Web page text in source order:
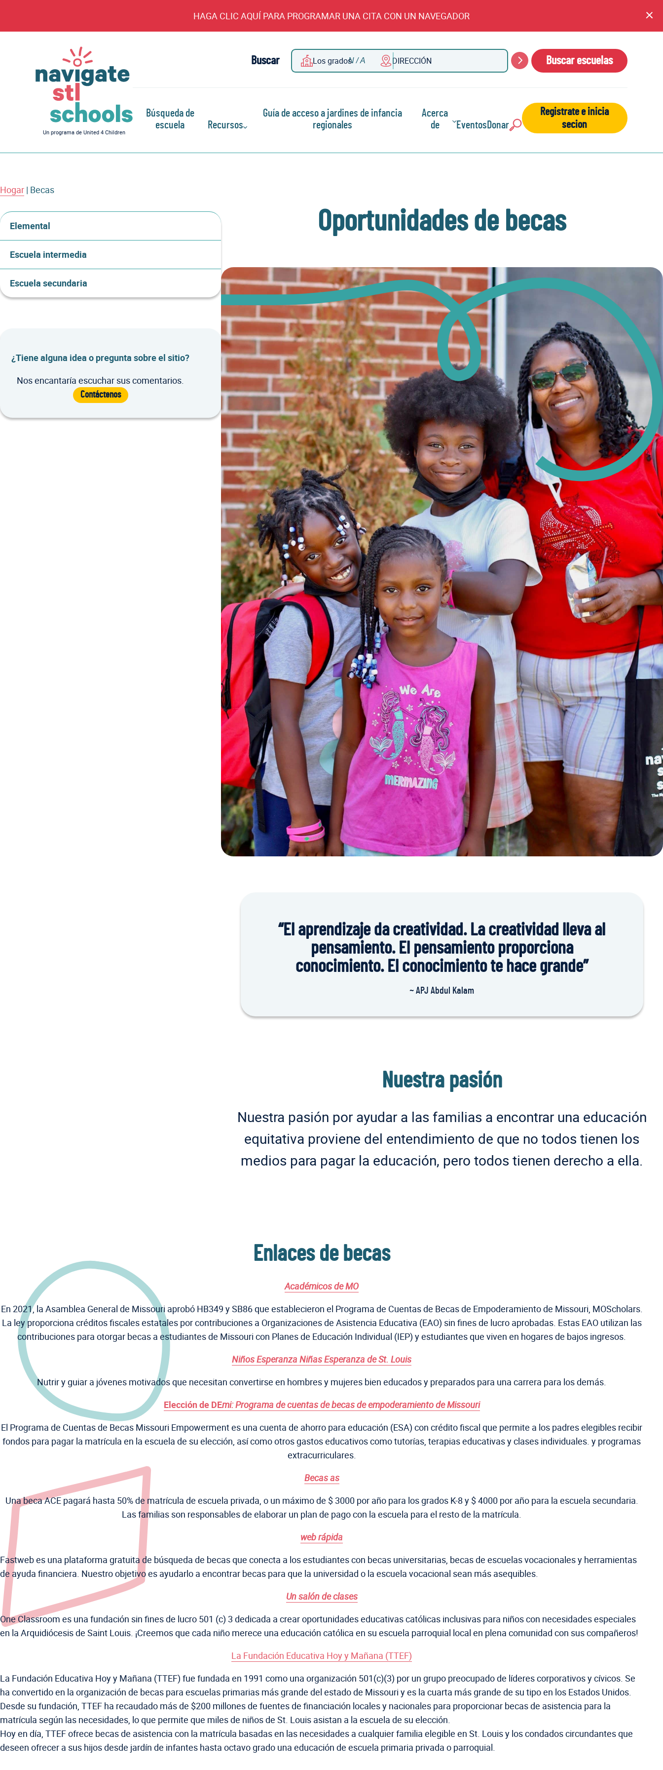
HAGA CLIC AQUÍ PARA PROGRAMAR UNA CITA CON UN NAVEGADOR
Navegar
las
STL
Un programa de United 4 Children
Buscar Los grados DIRECCIÓN Buscar Buscar escuelas
Búsqueda de
escuela
Recursos
Guía de acceso a jardines de infancia
regionales
Acerca
de
EventosDonarBuscar:
Registrate e inicia
secion
Hogar | Becas
Elemental
Escuela intermedia
Escuela secundaria
¿Tiene alguna idea o pregunta sobre el sitio?
Nos encantaría escuchar sus comentarios.
Contáctenos
Oportunidades de becas
“El aprendizaje da creatividad. La creatividad lleva al
pensamiento. El pensamiento proporciona
conocimiento. El conocimiento te hace grande”
~ APJ Abdul Kalam
Nuestra pasión
Nuestra pasión por ayudar a las familias a encontrar una educación
equitativa proviene del entendimiento de que no todos tienen los
medios para pagar la educación, pero todos tienen derecho a ella.
Enlaces de becas
Académicos de MO
En 2021, la Asamblea General de Missouri aprobó HB349 y SB86 que establecieron el Programa de Cuentas de Becas de Empoderamiento de Missouri, MOScholars.
La ley proporciona créditos fiscales estatales por contribuciones a Organizaciones de Asistencia Educativa (EAO) sin fines de lucro aprobadas. Estas EAO utilizan las
contribuciones para otorgar becas a estudiantes de Missouri con Planes de Educación Individual (IEP) y estudiantes que viven en hogares de bajos ingresos.
Niños Esperanza Niñas Esperanza de St. Louis
Nutrir y guiar a jóvenes motivados que necesitan convertirse en hombres y mujeres bien educados y preparados para una carrera para los demás.
Elección de DEmi:Programa de cuentas de becas de empoderamiento de Missouri
El Programa de Cuentas de Becas Missouri Empowerment es una cuenta de ahorro para educación (ESA) con crédito fiscal que permite a los padres elegibles recibir
fondos para pagar la matrícula en la escuela de su elección, así como otros gastos educativos como tutorías, terapias educativas y clases individuales. y programas
extracurriculares.
Becas as
Una beca ACE pagará hasta 50% de matrícula de escuela privada, o un máximo de $ 3000 por año para los grados K-8 y $ 4000 por año para la escuela secundaria.
Las familias son responsables de elaborar un plan de pago con la escuela para el resto de la matrícula.
web rápida
Fastweb es una plataforma gratuita de búsqueda de becas que conecta a los estudiantes con becas universitarias, becas de escuelas vocacionales y herramientas
de ayuda financiera. Nuestro objetivo es ayudarlo a encontrar becas para que la universidad o la escuela vocacional sean más asequibles.
Un salón de clases
One Classroom es una fundación sin fines de lucro 501 (c) 3 dedicada a crear oportunidades educativas católicas inclusivas para niños con necesidades especiales
en la Arquidiócesis de Saint Louis. ¡Creemos que cada niño merece una educación católica en su escuela parroquial local en plena comunidad con sus compañeros!
La Fundación Educativa Hoy y Mañana (TTEF)
La Fundación Educativa Hoy y Mañana (TTEF) fue fundada en 1991 como una organización 501(c)(3) por un grupo preocupado de líderes corporativos y cívicos. Se
ha convertido en la organización de becas para escuelas primarias más grande del estado de Missouri y es la cuarta más grande de su tipo en los Estados Unidos.
Desde su fundación, TTEF ha recaudado más de $200 millones de fuentes de financiación locales y nacionales para proporcionar becas de asistencia para la
matrícula según las necesidades, lo que permite que miles de niños de St. Louis asistan a la escuela de su elección.
Hoy en día, TTEF ofrece becas de asistencia con la matrícula basadas en las necesidades a cualquier familia elegible en St. Louis y los condados circundantes que
deseen ofrecer a sus hijos desde jardín de infantes hasta octavo grado una educación de escuela primaria privada o parroquial.